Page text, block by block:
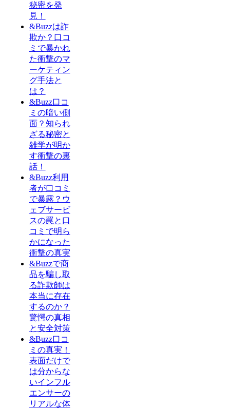
秘密を発
見！
&Buzzは詐
欺か？口コ
ミで暴かれ
た衝撃のマ
ーケティン
グ手法と
は？
&Buzz口コ
ミの暗い側
面？知られ
ざる秘密と
雑学が明か
す衝撃の裏
話！
&Buzz利用
者が口コミ
で暴露？ウ
ェブサービ
スの罠と口
コミで明ら
かになった
衝撃の真実
&Buzzで商
品を騙し取
る詐欺師は
本当に存在
するのか？
驚愕の真相
と安全対策
&Buzz口コ
ミの真実！
表面だけで
は分からな
いインフル
エンサーの
リアルな体